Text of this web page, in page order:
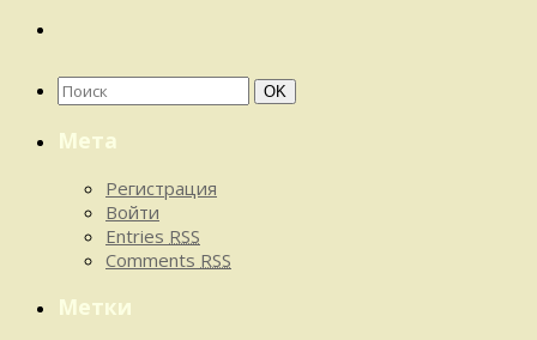
Найти: Поиск
OK
Мета
Регистрация
Войти
Entries RSS
Comments RSS
Метки